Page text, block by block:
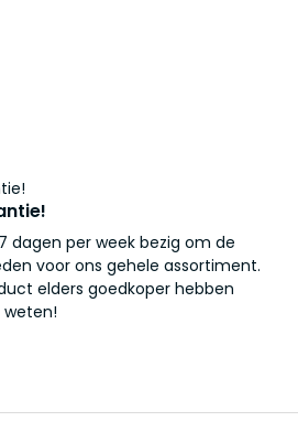
dagen per week bezig om de
voor ons gehele assortiment.
elders goedkoper hebben
weten!